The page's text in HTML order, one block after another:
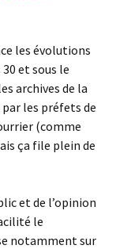
les évolutions
et sous le
archives de la
les préfets de
(comme
ça file plein de
et de l’opinion
le
notamment sur